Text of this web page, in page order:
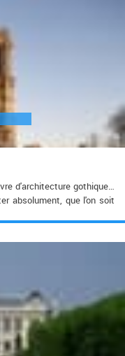
d'architecture gothique…
absolument, que l'on soit